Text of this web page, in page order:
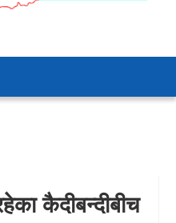
कैदीबन्दीबीच